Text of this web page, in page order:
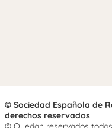
© Sociedad Española de
derechos reservados